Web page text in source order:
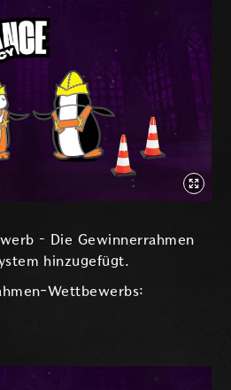
– Die Gewinnerrahmen
hinzugefügt.
Wettbewerbs: